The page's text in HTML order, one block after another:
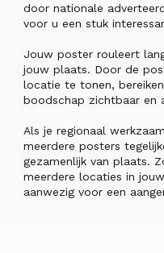
door nationale
voor u een stuk
Jouw poster rouleert
jouw plaats. Door de
locatie te tonen,
boodschap zichtbaar en
Als je regionaal
meerdere posters
gezamenlijk van plaats.
meerdere locaties in
aanwezig voor een